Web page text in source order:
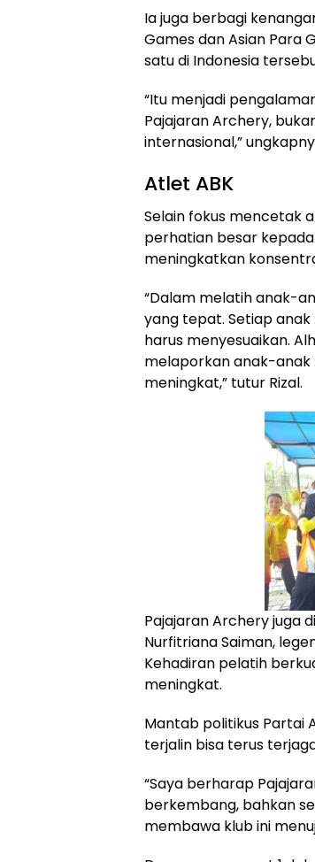
Ia juga berbagi
Games dan Asian Para
satu di Indonesia
“Itu menjadi
Pajajaran Archery,
internasional,”
Atlet ABK
Selain fokus mencetak
perhatian besar
meningkatkan
“Dalam melatih anak-
yang tepat. Setiap
harus menyesuaikan.
melaporkan anak-anak
meningkat,” tutur Rizal.
Pajajaran Archery juga
Nurfitriana Saiman,
Kehadiran pelatih
meningkat.
Mantab politikus Partai
terjalin bisa terus
“Saya berharap
berkembang, bahkan
membawa klub ini